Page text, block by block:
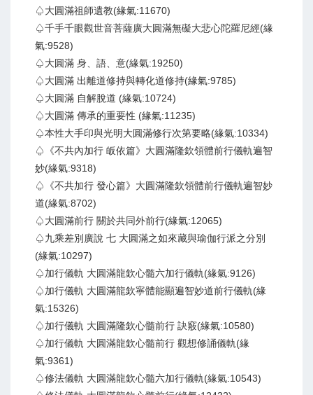
♤大圓滿祖師遺教(緣氣:11670)
♤千手千眼觀世音菩薩廣大圓滿無礙大悲心陀羅尼經(緣
氣:9528)
♤大圓滿 身、語、意(緣氣:19250)
♤大圓滿 出離道修持與轉化道修持(緣氣:9785)
♤大圓滿 自解脫道 (緣氣:10724)
♤大圓滿 傳承的重要性 (緣氣:11235)
♤本性大手印與光明大圓滿修行次第要略(緣氣:10334)
♤《不共內加行 皈依篇》大圓滿隆欽領體前行儀軌遍智
妙(緣氣:9318)
♤《不共加行 發心篇》大圓滿隆欽領體前行儀軌遍智妙
道(緣氣:8702)
♤大圓滿前行 關於共同外前行(緣氣:12065)
♤九乘差別廣說 七 大圓滿之如來藏與瑜伽行派之分別
(緣氣:10297)
♤加行儀軌 大圓滿龍欽心髓六加行儀軌(緣氣:9126)
♤加行儀軌 大圓滿龍欽寧體能顯遍智妙道前行儀軌(緣
氣:15326)
♤加行儀軌 大圓滿隆欽心髓前行 訣竅(緣氣:10580)
♤加行儀軌 大圓滿龍欽心髓前行 觀想修誦儀軌(緣
氣:9361)
♤修法儀軌 大圓滿龍欽心髓六加行儀軌(緣氣:10543)